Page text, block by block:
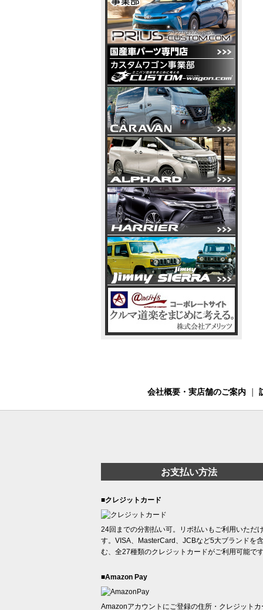
会社概要・実店舗のご案内
お支払い方法
■クレジットカード
24回までの分割払い可。リボ払いもご利用いただ
す。VISA、MasterCard、JCBなど5大ブランドを含
む、全27種類のクレジットカードがご利用可能で
■Amazon Pay
Amazonアカウントにご登録の住所・クレジットカ